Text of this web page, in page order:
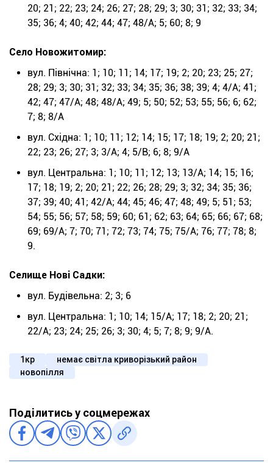
20; 21; 22; 23; 24; 26; 27; 28; 29; 3; 30; 31; 32; 33; 34;
35; 36; 4; 40; 42; 44; 47; 48/А; 5; 60; 8; 9
Село Новожитомир:
вул. Північна: 1; 10; 11; 14; 17; 19; 2; 20; 23; 25; 27;
28; 29; 3; 30; 31; 32; 33; 34; 35; 36; 38; 39; 4; 4/А; 41;
42; 47; 47/А; 48; 48/А; 49; 5; 50; 52; 53; 55; 56; 6; 62;
7; 8; 8/А
вул. Східна: 1; 10; 11; 12; 14; 15; 17; 18; 19; 2; 20; 21;
22; 23; 26; 27; 3; 3/А; 4; 5/В; 6; 8; 9/А
вул. Центральна: 1; 10; 11; 12; 13; 13/А; 14; 15; 16;
17; 18; 19; 2; 20; 21; 22; 26; 28; 29; 3; 32; 34; 35; 36;
37; 39; 40; 41; 42/А; 44; 45; 46; 47; 48; 49; 5; 51; 53;
54; 55; 56; 57; 58; 59; 60; 61; 62; 63; 64; 65; 66; 67; 68;
69; 69/А; 7; 70; 71; 72; 73; 74; 75; 75/А; 76; 77; 78; 8;
9.
Селище Нові Садки:
вул. Будівельна: 2; 3; 6
вул. Центральна: 1; 10; 14; 15/А; 17; 18; 2; 20; 21;
22/А; 23; 24; 25; 26; 3; 30; 4; 5; 7; 8; 9; 9/А.
1кр
немає світла криворізький район
новопілля
Поділитись у соцмережах